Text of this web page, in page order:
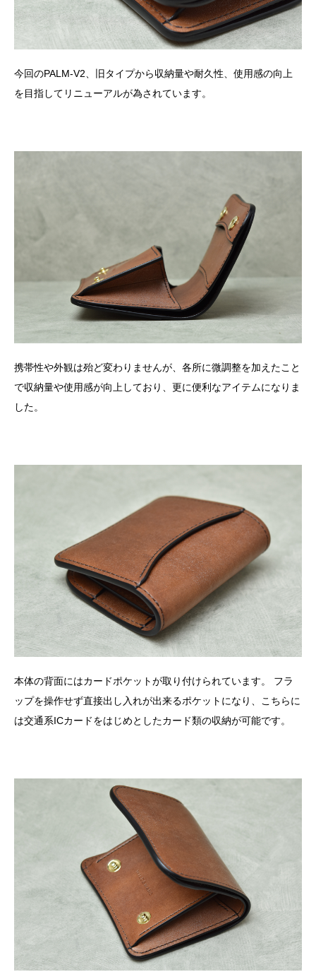
今回のPALM-V2、旧タイプから収納量や耐久性、使用感の向上
を目指してリニューアルが為されています。
携帯性や外観は殆ど変わりませんが、各所に微調整を加えたこと
で収納量や使用感が向上しており、更に便利なアイテムになりま
した。
本体の背面にはカードポケットが取り付けられています。 フラ
ップを操作せず直接出し入れが出来るポケットになり、こちらに
は交通系ICカードをはじめとしたカード類の収納が可能です。